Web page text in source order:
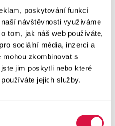
poskytování funkcí
návštěvnosti využíváme
tom, jak náš web používáte,
sociální média, inzerci a
mohou zkombinovat s
jim poskytli nebo které
jejich služby.
Šaty a sukně